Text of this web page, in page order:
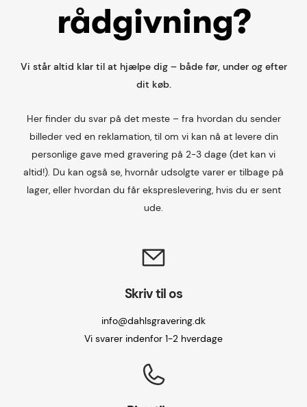
rådgivning?
Vi står altid klar til at hjælpe dig – både før, under og efter
dit køb.
Her finder du svar på det meste – fra hvordan du sender
billeder ved en reklamation, til om vi kan nå at levere din
personlige gave med gravering på 2-3 dage (det kan vi
altid!). Du kan også se, hvornår udsolgte varer er tilbage på
lager, eller hvordan du får ekspreslevering, hvis du er sent
ude.
Skriv til os
info@dahlsgravering.dk
Vi svarer indenfor 1-2 hverdage